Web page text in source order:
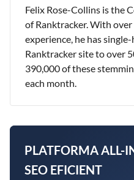
Felix Rose-Collins is the
of Ranktracker. With over
experience, he has
Ranktracker site to over
390,000 of these
each month.
PLATFORMA ALL-
SEO EFICIENT